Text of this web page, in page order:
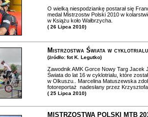
O wielką niespodziankę postarał się
medal Mistrzostw Polski 2010 w
w Książu koło Wałbrzycha.
( 26 Lipca 2010)
Mistrzostwa Świata w
(żródło: fot K. Legutko)
Zawodnik AMK Gorce Nowy Targ Jacek
Świata do lat 16 w cyklotrialu, które
w Olkuszu.. Marcelina Matuszewska
fotoreportaż nadesłany przez
( 25 Lipca 2010)
MISTRZOSTWA POLSKI MTB